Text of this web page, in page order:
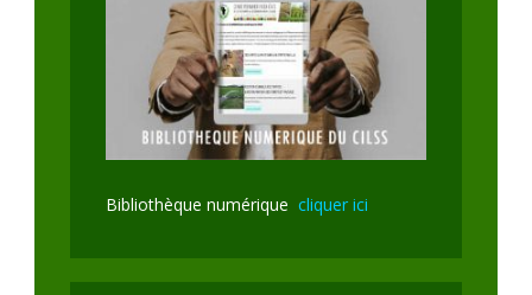
Bibliothèque numérique cliquer ici